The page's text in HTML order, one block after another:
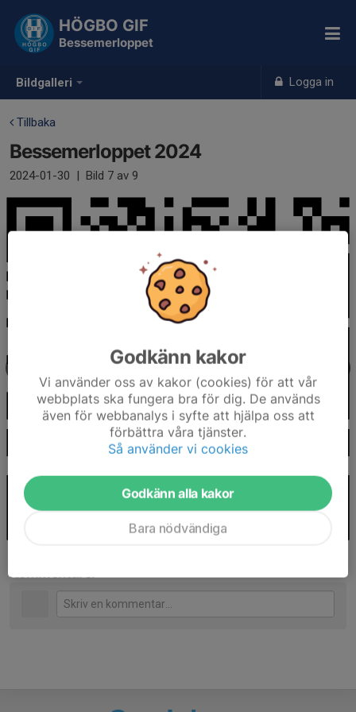
Bildgalleri Logga in
HÖGBO GIF
Bessemerloppet
Tillbaka
Bessemerloppet 2024
2024-01-30 | Bild 7 av 9
Kommentarer
Godkänn kakor
Vi använder oss av kakor (cookies) för att vår
webbplats ska fungera bra för dig. De används
även för webbanalys i syfte att hjälpa oss att
förbättra våra tjänster.
Så använder vi cookies
Godkänn alla kakor
Bara nödvändiga